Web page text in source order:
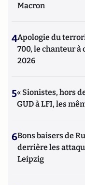
Macron
4Apologie du
700, le chanteur à
2026
5« Sionistes, hors
GUD à LFI, les
6Bons baisers de
derrière les
Leipzig